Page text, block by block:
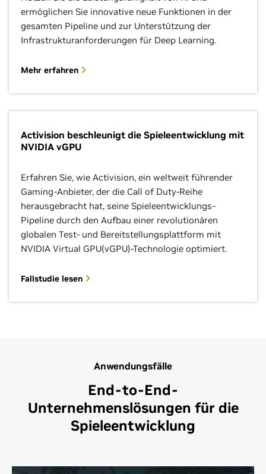
ermöglichen Sie innovative neue Funktionen in der
gesamten Pipeline und zur Unterstützung der
Infrastrukturanforderungen für Deep Learning.
Mehr erfahren
Activision beschleunigt die Spieleentwicklung mit
NVIDIA vGPU
Erfahren Sie, wie Activision, ein weltweit führender
Gaming-Anbieter, der die Call of Duty-Reihe
herausgebracht hat, seine Spieleentwicklungs-
Pipeline durch den Aufbau einer revolutionären
globalen Test- und Bereitstellungsplattform mit
NVIDIA Virtual GPU(vGPU)-Technologie optimiert.
Fallstudie lesen
Anwendungsfälle
End-to-End-
Unternehmenslösungen für die
Spieleentwicklung